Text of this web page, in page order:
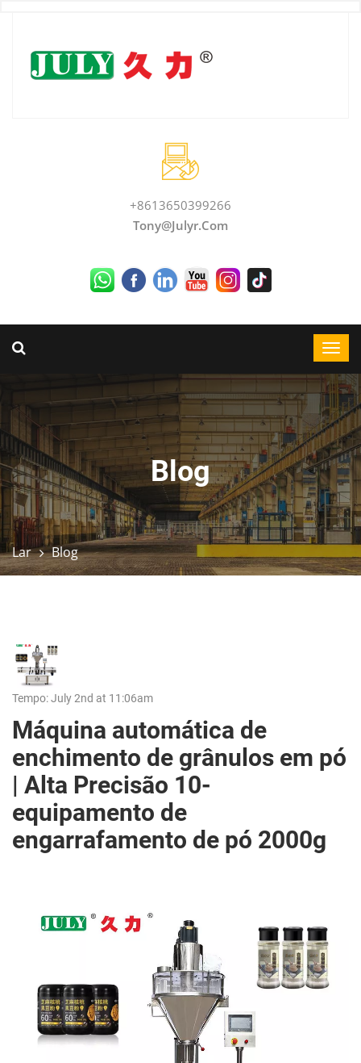
+8613650399266
Tony@julyr.com
Blog
Lar Blog
Tempo: July 2nd at 11:06am
Máquina automática de
enchimento de grânulos em pó
| Alta Precisão 10-
equipamento de
engarrafamento de pó 2000g